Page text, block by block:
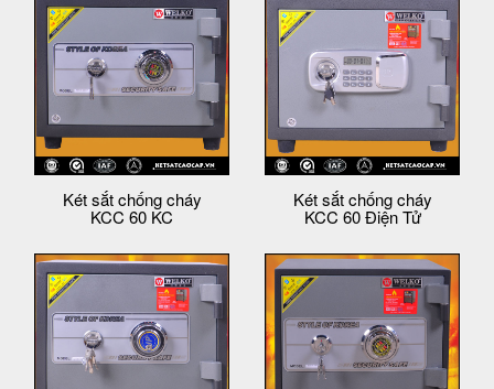
Két sắt chống cháy
KCC 60 KC
Két sắt chống cháy
KCC 60 Điện Tử